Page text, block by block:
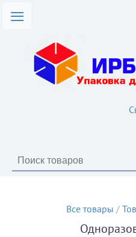
товаров
работы
Все товары /